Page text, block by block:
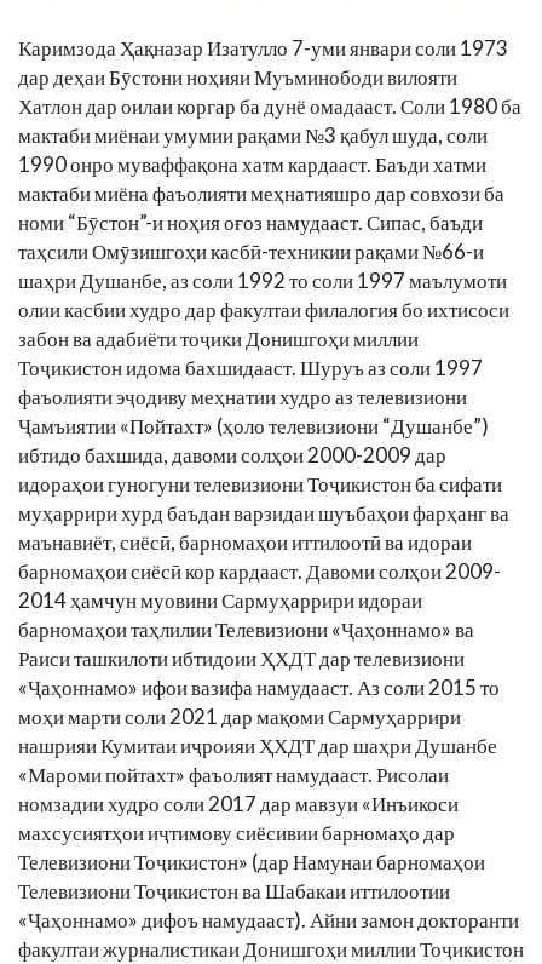
Каримзода Ҳақназар Изатулло 7-уми январи соли 1973
дар деҳаи Бӯстони ноҳияи Муъминободи вилояти
Хатлон дар оилаи коргар ба дунё омадааст. Соли 1980 ба
мактаби миёнаи умумии рақами №3 қабул шуда, соли
1990 онро муваффақона хатм кардааст. Баъди хатми
мактаби миёна фаъолияти меҳнатияшро дар совхози ба
номи “Бӯстон”-и ноҳия оғоз намудааст. Сипас, баъди
таҳсили Омӯзишгоҳи касбӣ-техникии рақами №66-и
шаҳри Душанбе, аз соли 1992 то соли 1997 маълумоти
олии касбии худро дар факултаи филалогия бо ихтисоси
забон ва адабиёти тоҷики Донишгоҳи миллии
Тоҷикистон идома бахшидааст. Шуруъ аз соли 1997
фаъолияти эҷодиву меҳнатии худро аз телевизиони
Ҷамъиятии «Пойтахт» (ҳоло телевизиони “Душанбе”)
ибтидо бахшида, давоми солҳои 2000-2009 дар
идораҳои гуногуни телевизиони Тоҷикистон ба сифати
муҳаррири хурд баъдан варзидаи шуъбаҳои фарҳанг ва
маънавиёт, сиёсӣ, барномаҳои иттилоотӣ ва идораи
барномаҳои сиёсӣ кор кардааст. Давоми солҳои 2009-
2014 ҳамчун муовини Сармуҳаррири идораи
барномаҳои таҳлилии Телевизиони «Ҷаҳоннамо» ва
Раиси ташкилоти ибтидоии ҲХДТ дар телевизиони
«Ҷаҳоннамо» ифои вазифа намудааст. Аз соли 2015 то
моҳи марти соли 2021 дар мақоми Сармуҳаррири
нашрияи Кумитаи иҷроияи ҲХДТ дар шаҳри Душанбе
«Мароми пойтахт» фаъолият намудааст. Рисолаи
номзадии худро соли 2017 дар мавзуи «Инъикоси
махсусиятҳои иҷтимову сиёсивии барномаҳо дар
Телевизиони Тоҷикистон» (дар Намунаи барномаҳои
Телевизиони Тоҷикистон ва Шабакаи иттилоотии
«Ҷаҳоннамо» дифоъ намудааст). Айни замон докторанти
факултаи журналистикаи Донишгоҳи миллии Тоҷикистон